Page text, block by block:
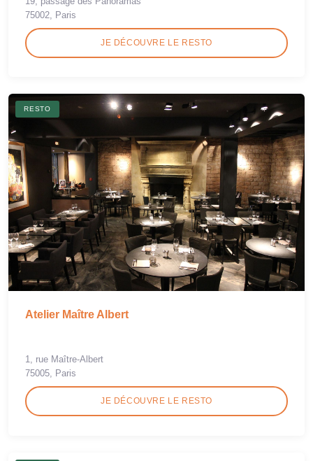
75002, Paris
JE DÉCOUVRE LE RESTO
RESTO
Atelier Maître Albert
1, rue Maître-Albert
75005, Paris
JE DÉCOUVRE LE RESTO